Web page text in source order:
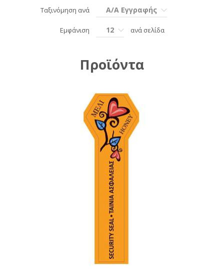
Ταξινόμηση ανά Α/Α Εγγραφής
Εμφάνιση 12 ανά σελίδα
Προϊόντα